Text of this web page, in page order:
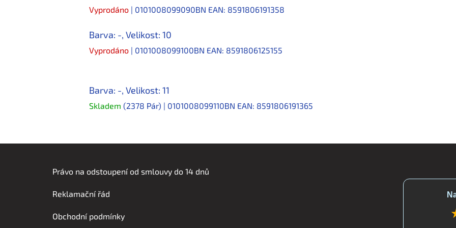
Vyprodáno | 0101008099090BN EAN: 8591806191358
Barva: -, Velikost: 10
Vyprodáno | 0101008099100BN EAN: 8591806125155
Barva: -, Velikost: 11
Skladem (2378 Pár) | 0101008099110BN EAN: 8591806191365
Právo na odstoupení od smlouvy do 14 dnů
Reklamační řád
Obchodní podmínky